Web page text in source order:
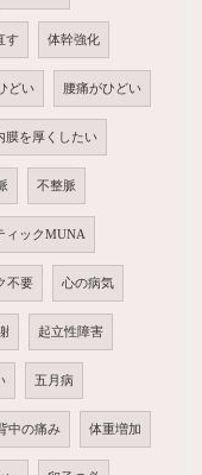
す 体幹強化
どい 腰痛がひどい
膜を厚くしたい
不整脈
ィックMUNA
不要 心の病気
起立性障害
五月病
中の痛み 体重増加